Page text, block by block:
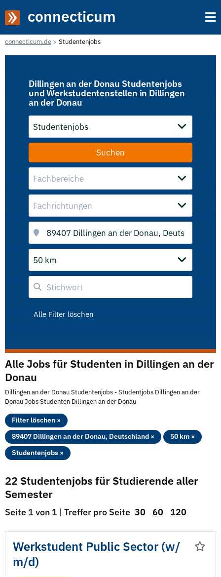
connecticum
connecticum.de Studentenjobs
Dillingen an der Donau Studentenjobs
und Werkstudentenstellen in Dillingen
an der Donau
Studentenjobs
Fachbereiche
Fachrichtungen
50 km
Alle Filter löschen
Alle Jobs für Studenten in Dillingen an der
Donau
Dillingen an der Donau Studentenjobs - Studentjobs Dillingen an der
Donau Jobs Studenten Dillingen an der Donau
Filter löschen ×
89407 Dillingen an der Donau, Deutschland ×
50 km ×
Studentenjobs ×
22 Studentenjobs für Studierende aller
Semester
Seite 1 von 1 | Treffer pro Seite 30 60 120
Werkstudent Public Sector (w/
m/d)